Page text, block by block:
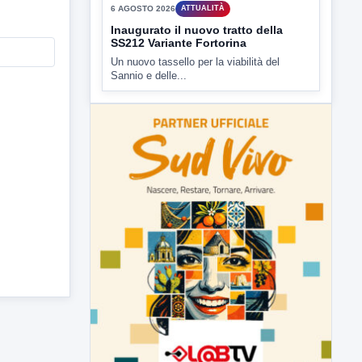
e' intervenuto anche...
6 AGOSTO 2026 ATTUALITÀ
Inaugurato il nuovo tratto della
SS212 Variante Fortorina
Un nuovo tassello per la viabilità del
Sannio e delle...